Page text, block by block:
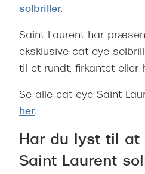
solbriller.
Saint Laurent har
eksklusive cat eye
til et rundt, firkantet eller
Se alle cat eye Saint
her.
Har du lyst til at
Saint Laurent